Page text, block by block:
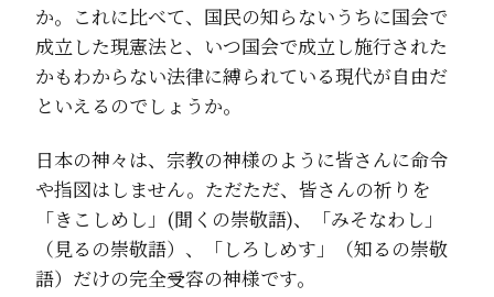
か。これに比べて、国民の知らないうちに国会で
成立した現憲法と、いつ国会で成立し施行された
かもわからない法律に縛られている現代が自由だ
といえるのでしょうか。
日本の神々は、宗教の神様のように皆さんに命令
や指図はしません。ただただ、皆さんの祈りを
「きこしめし」(聞くの崇敬語)、「みそなわし」
（見るの崇敬語）、「しろしめす」（知るの崇敬
語）だけの完全受容の神様です。